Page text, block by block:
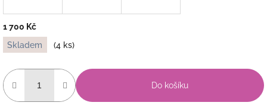
1 700 Kč
Měrná
cena:
Skladem (4 ks)
Do košíku